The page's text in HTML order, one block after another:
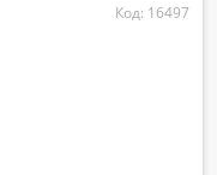
Код: 16497